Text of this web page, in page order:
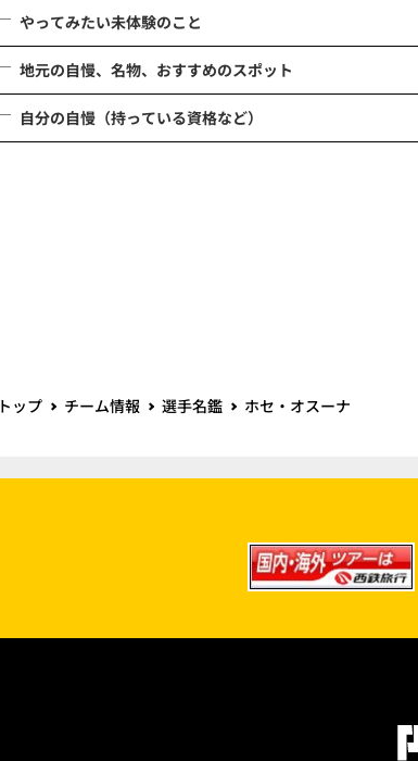
やってみたい未体験のこと
地元の自慢、名物、おすすめのスポット
自分の自慢（持っている資格など）
トップ チーム情報 選手名鑑 ホセ・オスーナ